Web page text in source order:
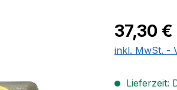
Regulärer
37,30 €
inkl. MwSt. -
Lieferzeit: